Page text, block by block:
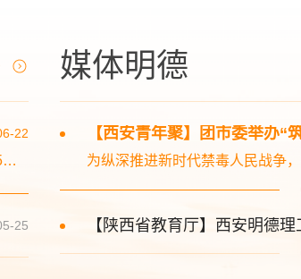
22
讲座时间：6月22日，周一下午 16:15-17:45讲座地点：建德楼203讲座主题：习近平总书记关于树立和践行正确政绩观的重要论述主讲人简介：王木林，赣南师范大学马克思主义学院副教授、硕士生导师、哲学博士，中国伦理学会会员、全国经济哲学研究会会员。长期从事伦理学、马克思主义基本原理、思想政治教育研究，在唯物史观、经济哲学、阳明心学、儒家义利观、德育理论与创新等领域成果丰硕。发表学术论文40余篇，多篇以独立作者发...
25
媒体明德